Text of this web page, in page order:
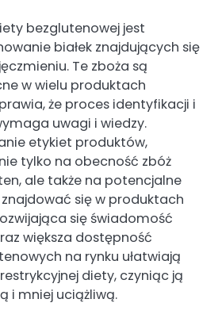
bezglutenowej jest
białek znajdujących się
Te zboża są
w wielu produktach
że proces identyfikacji i
uwagi i wiedzy.
etykiet produktów,
tylko na obecność zbóż
ale także na potencjalne
się w produktach
się świadomość
większa dostępność
na rynku ułatwiają
diety, czyniąc ją
i mniej uciążliwą.